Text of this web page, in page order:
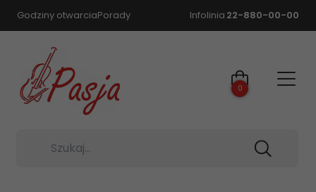
Godziny otwarciaPorady Infolinia 22-880-00-00
Szukaj...
0